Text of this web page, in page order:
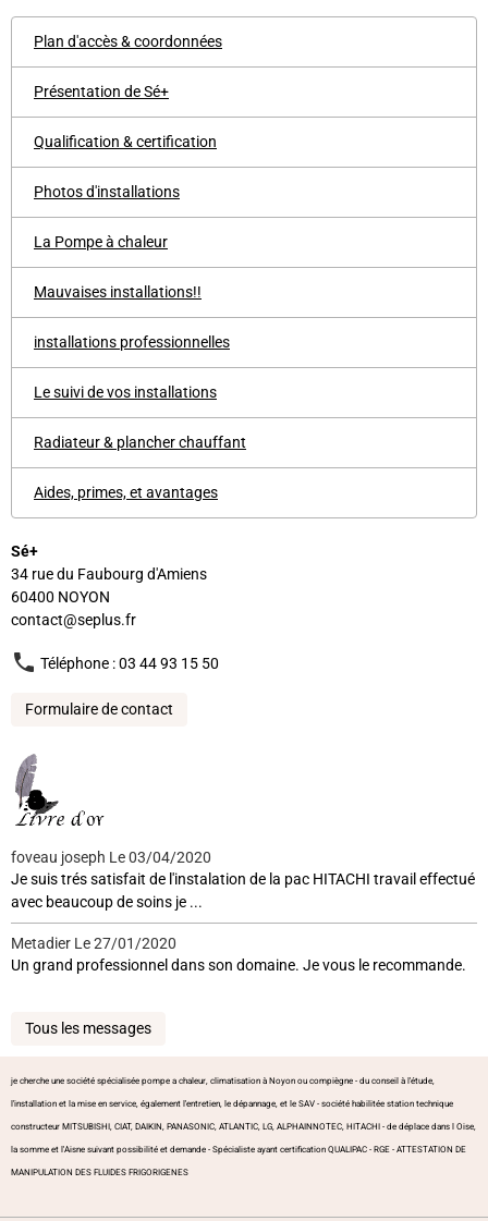
Plan d'accès & coordonnées
Présentation de Sé+
Qualification & certification
Photos d'installations
La Pompe à chaleur
Mauvaises installations!!
installations professionnelles
Le suivi de vos installations
Radiateur & plancher chauffant
Aides, primes, et avantages
Sé+
34 rue du Faubourg d'Amiens
60400 NOYON
contact@seplus.fr
Téléphone : 03 44 93 15 50
Formulaire de contact
foveau joseph Le 03/04/2020
Je suis trés satisfait de l'instalation de la pac HITACHI travail effectué
avec beaucoup de soins je ...
Metadier Le 27/01/2020
Un grand professionnel dans son domaine. Je vous le recommande.
Tous les messages
je cherche une société spécialisée pompe a chaleur, climatisation à Noyon ou compiègne - du conseil à l'étude,
l'installation et la mise en service, également l'entretien, le dépannage, et le SAV - société habilitée station technique
constructeur MITSUBISHI, CIAT, DAIKIN, PANASONIC, ATLANTIC, LG, ALPHAINNOTEC, HITACHI - de déplace dans l Oise,
la somme et l'Aisne suivant possibilité et demande - Spécialiste ayant certification QUALIPAC - RGE - ATTESTATION DE
MANIPULATION DES FLUIDES FRIGORIGENES